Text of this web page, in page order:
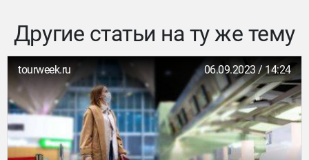
Другие статьи на ту же тему
tourweek.ru 06.09.2023 / 14:24